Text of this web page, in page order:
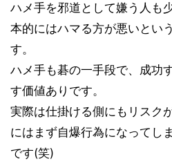
ハメ手を邪道として嫌う人も
本的にはハマる方が悪いとい
す。
ハメ手も碁の一手段で、成功
す価値ありです。
実際は仕掛ける側にもリスク
にはまず自爆行為になってし
です(笑)